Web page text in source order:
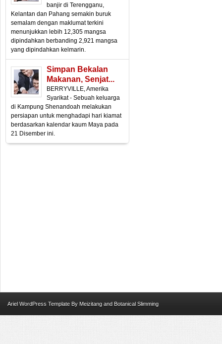
banjir di Terengganu,
Kelantan dan Pahang semakin buruk
semalam dengan maklumat terkini
menunjukkan lebih 12,305 mangsa
dipindahkan berbanding 2,921 mangsa
yang dipindahkan kelmarin.
Simpan Bekalan
Makanan, Senjat...
BERRYVILLE, Amerika
Syarikat - Sebuah keluarga
di Kampung Shenandoah melakukan
persiapan untuk menghadapi hari kiamat
berdasarkan kalendar kaum Maya pada
21 Disember ini.
Ariel WordPress Template By Meizitang and Botanical Slimming